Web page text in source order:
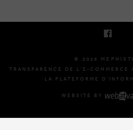
© 2026
TRANSPARENCE DE L'E-COMMERCE
LA PLATEFORME
WEBSITE BY